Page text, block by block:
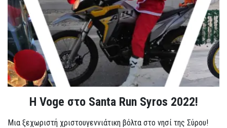
Η Voge στο Santa Run Syros 2022!
Μια ξεχωριστή χριστουγεννιάτικη βόλτα στο νησί της Σύρου!